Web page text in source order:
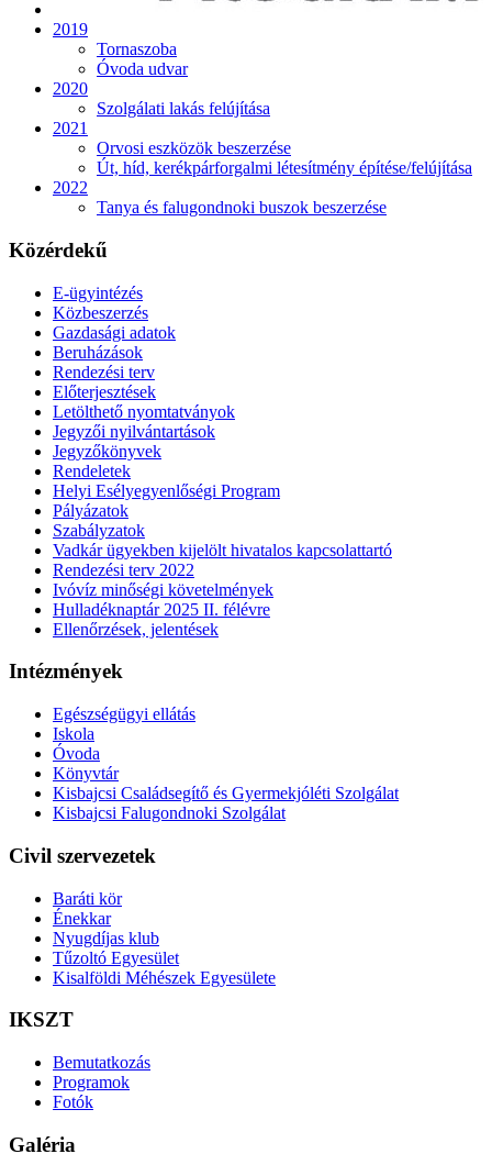
2019
Tornaszoba
Óvoda udvar
2020
Szolgálati lakás felújítása
2021
Orvosi eszközök beszerzése
Út, híd, kerékpárforgalmi létesítmény építése/felújítása
2022
Tanya és falugondnoki buszok beszerzése
Közérdekű
E-ügyintézés
Közbeszerzés
Gazdasági adatok
Beruházások
Rendezési terv
Előterjesztések
Letölthető nyomtatványok
Jegyzői nyilvántartások
Jegyzőkönyvek
Rendeletek
Helyi Esélyegyenlőségi Program
Pályázatok
Szabályzatok
Vadkár ügyekben kijelölt hivatalos kapcsolattartó
Rendezési terv 2022
Ivóvíz minőségi követelmények
Hulladéknaptár 2025 II. félévre
Ellenőrzések, jelentések
Intézmények
Egészségügyi ellátás
Iskola
Óvoda
Könyvtár
Kisbajcsi Családsegítő és Gyermekjóléti Szolgálat
Kisbajcsi Falugondnoki Szolgálat
Civil szervezetek
Baráti kör
Énekkar
Nyugdíjas klub
Tűzoltó Egyesület
Kisalföldi Méhészek Egyesülete
IKSZT
Bemutatkozás
Programok
Fotók
Galéria